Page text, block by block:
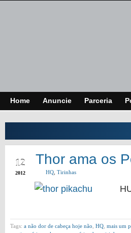
Home Anuncie Parceria
12
2012
Thor ama os
HQ Tirinhas
Tags: a não dor de cabeça hoje não HQ mais um